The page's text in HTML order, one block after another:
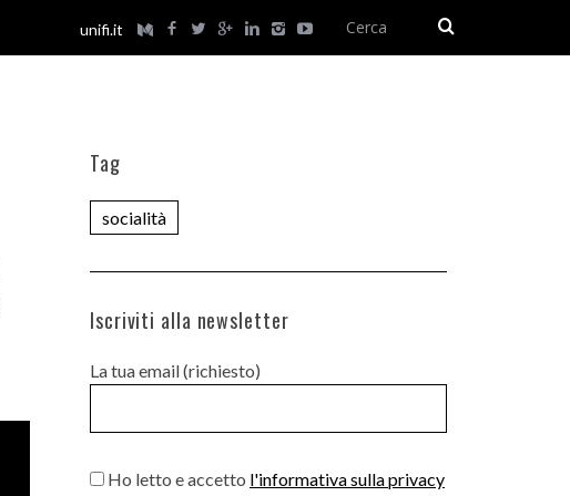
unifi.it
Tag
socialità
Iscriviti alla newsletter
La tua email (richiesto)
Ho letto e accetto l'informativa sulla privacy